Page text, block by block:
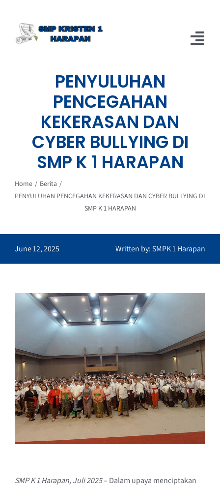
content
PENYULUHAN
PENCEGAHAN
KEKERASAN DAN
CYBER BULLYING DI
SMP K 1 HARAPAN
Home
Berita
PENYULUHAN PENCEGAHAN KEKERASAN DAN CYBER BULLYING DI
SMP K 1 HARAPAN
June 12, 2025 Written by: SMPK 1 Harapan
SMP K 1 Harapan, Juli 2025– Dalam upaya menciptakan